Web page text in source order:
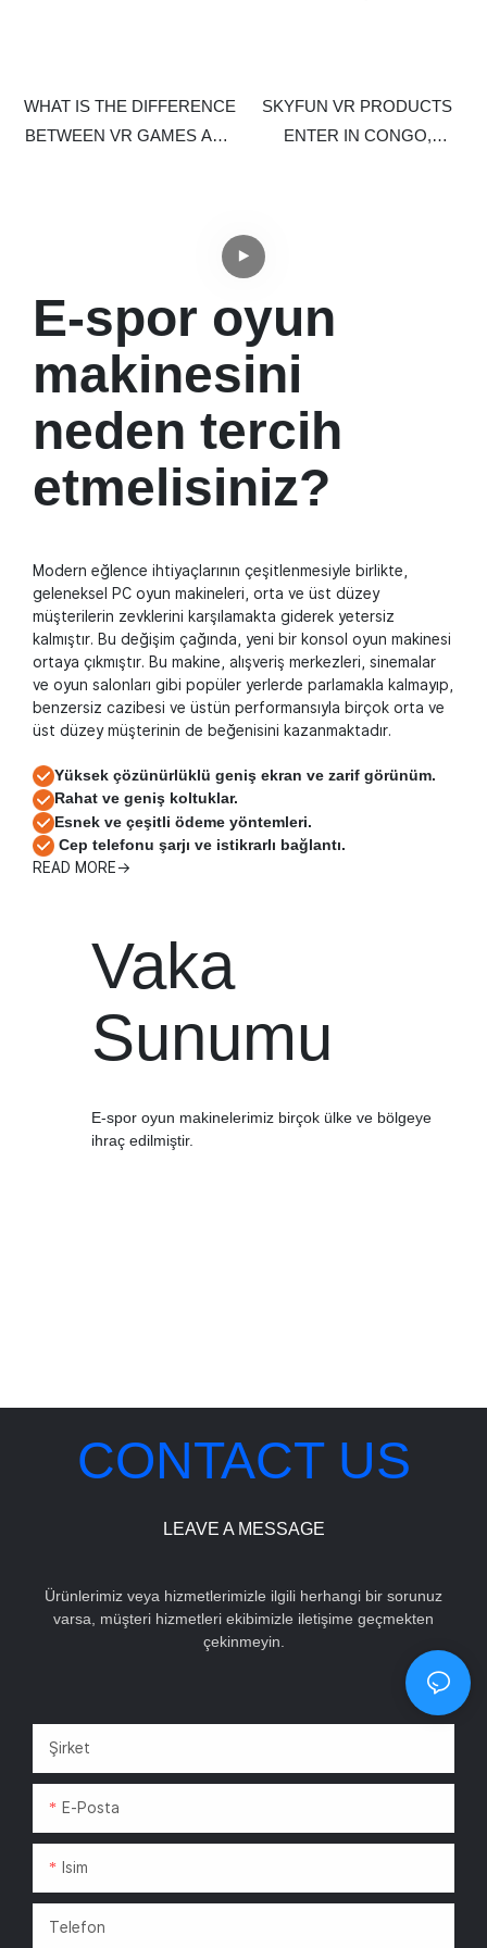
WHAT IS THE DIFFERENCE
BETWEEN VR GAMES AND
SKYFUN VR PRODUCTS
ENTER IN CONGO,
E-spor oyun
makinesini
neden tercih
etmelisiniz?
Modern eğlence ihtiyaçlarının çeşitlenmesiyle birlikte,
geleneksel PC oyun makineleri, orta ve üst düzey
müşterilerin zevklerini karşılamakta giderek yetersiz
kalmıştır. Bu değişim çağında, yeni bir konsol oyun makinesi
ortaya çıkmıştır. Bu makine, alışveriş merkezleri, sinemalar
ve oyun salonları gibi popüler yerlerde parlamakla kalmayıp,
benzersiz cazibesi ve üstün performansıyla birçok orta ve
üst düzey müşterinin de beğenisini kazanmaktadır.
Yüksek çözünürlüklü geniş ekran ve zarif görünüm.
Rahat ve geniş koltuklar.
Esnek ve çeşitli ödeme yöntemleri.
Cep telefonu şarjı ve istikrarlı bağlantı.
READ MORE→
Vaka
Sunumu
E-spor oyun makinelerimiz birçok ülke ve bölgeye
ihraç edilmiştir.
CONTACT US
LEAVE A MESSAGE
Ürünlerimiz veya hizmetlerimizle ilgili herhangi bir sorunuz
varsa, müşteri hizmetleri ekibimizle iletişime geçmekten
çekinmeyin.
Şirket
E-Posta
Isim
Telefon